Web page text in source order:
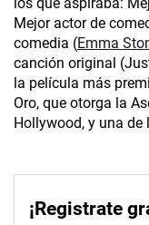
Mejor actor de
comedia (Emma
canción original
la película más
Oro, que otorga la
Hollywood, y una de
¡Registrate